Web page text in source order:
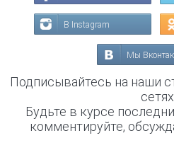
В Instagram
Мы
Подписывайтесь на наши
сетях.
Будьте в курсе
комментируйте,